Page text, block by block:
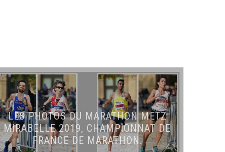
LES PHOTOS DU MARATHON METZ
MIRABELLE 2019, CHAMPIONNAT DE
FRANCE DE MARATHON.